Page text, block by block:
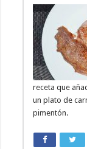
receta que
un plato de
pimentón.